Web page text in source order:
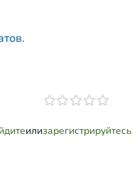
илизарегистрируйтесь